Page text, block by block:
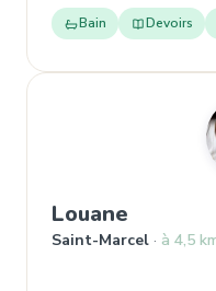
Bain Devoirs
Louane ,
Saint-Marcel à 4,5